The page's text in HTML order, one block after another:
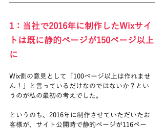
1：当社で2016年に制作したWixサイ
トは既に静的ページが150ページ以上
に
Wix側の意見として「100ページ以上は作れませ
ん！」と言っているだけなのではないか？とい
うのが私の最初の考えでした。
というのも、2016年に制作させていただいたお
客様が、サイト公開時で静的ページが116ペー